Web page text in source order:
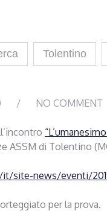
Tolentino
NO COMMENT
ASSM di Tolentino
news/eventi/
per la prova.